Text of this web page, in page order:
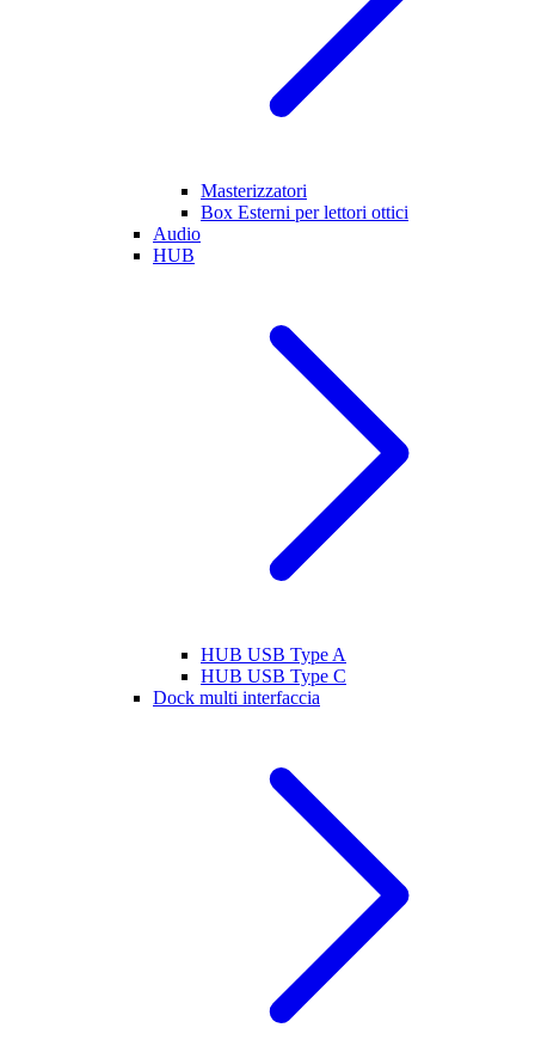
Masterizzatori
Box Esterni per lettori ottici
Audio
HUB
HUB USB Type A
HUB USB Type C
Dock multi interfaccia